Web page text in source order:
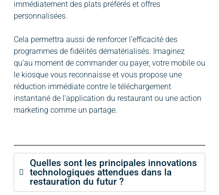
immédiatement des plats préférés et offres
personnalisées.
Cela permettra aussi de renforcer l’efficacité des
programmes de fidélités dématérialisés. Imaginez
qu’au moment de commander ou payer, votre mobile ou
le kiosque vous reconnaisse et vous propose une
réduction immédiate contre le téléchargement
instantané de l’application du restaurant ou une action
marketing comme un partage.
Quelles sont les principales innovations
technologiques attendues dans la
restauration du futur ?